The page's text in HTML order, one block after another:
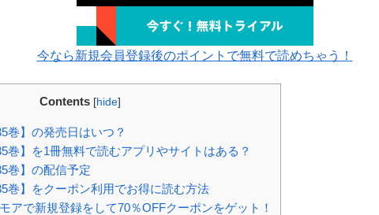
今なら新規会員登録後のポイントで無料で読めちゃう！
Contents [hide]
巻】の発売日はいつ？
巻】を1冊無料で読むアプリやサイトはある？
巻】の配信予定
巻】をクーポン利用でお得に読む方法
アで新規登録をして70％OFFクーポンをゲット！